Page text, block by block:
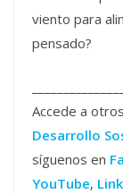
viento para
pensado?
Accede a
Desarrollo
síguenos en
YouTube,